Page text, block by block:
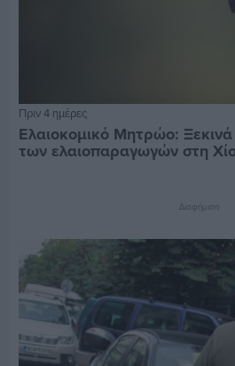
Πριν 4 ημέρες
Ελαιοκομικό Μητρώο:
των ελαιοπαραγωγών στη
Διαφήμιση